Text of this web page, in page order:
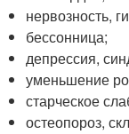
нервозность,
бессонница;
депрессия,
уменьшение
старческое
остеопороз,